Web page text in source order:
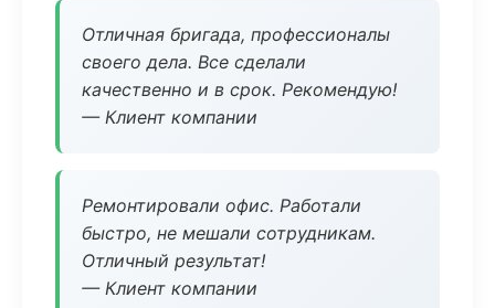
Отличная бригада, профессионалы
своего дела. Все сделали
качественно и в срок. Рекомендую!
— Клиент компании
Ремонтировали офис. Работали
быстро, не мешали сотрудникам.
Отличный результат!
— Клиент компании